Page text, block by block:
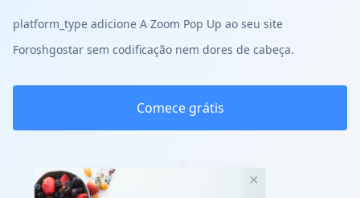
platform_type adicione A Zoom Pop Up ao seu site
Foroshgostar sem codificação nem dores de cabeça.
Comece grátis